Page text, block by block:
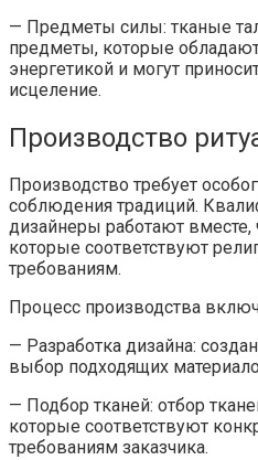
— Предметы силы: тканые
предметы, которые
энергетикой и могут
исцеление.
Производство
Производство требует
соблюдения традиций.
дизайнеры работают вместе,
которые соответствуют
требованиям.
Процесс производства
— Разработка дизайна:
выбор подходящих
— Подбор тканей: отбор
которые соответствуют
требованиям заказчика.